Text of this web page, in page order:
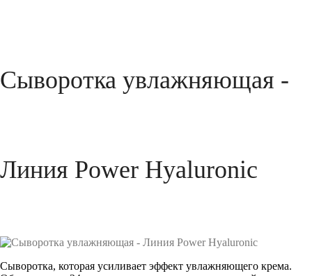
Сыворотка увлажняющая -
Линия Power Hyaluronic
Сыворотка, которая усиливает эффект увлажняющего крема.